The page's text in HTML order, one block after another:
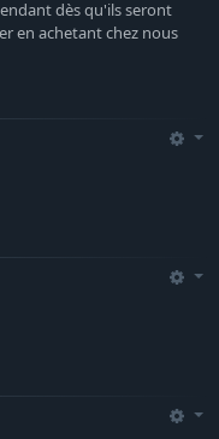
dès qu'ils seront
en achetant chez nous